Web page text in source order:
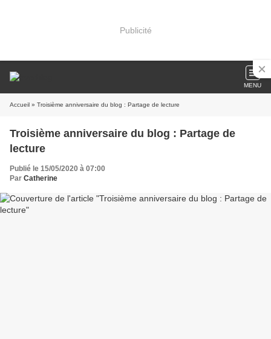
Publicité
MENU
Accueil » Troisième anniversaire du blog : Partage de lecture
Troisième anniversaire du blog : Partage de
lecture
Publié le 15/05/2020 à 07:00
Par Catherine